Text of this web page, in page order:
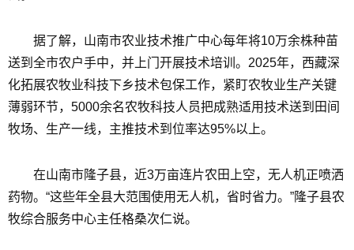
据了解，山南市农业技术推广中心每年将10万余株种苗
送到全市农户手中，并上门开展技术培训。2025年，西藏深
化拓展农牧业科技下乡技术包保工作，紧盯农牧业生产关键
薄弱环节，5000余名农牧科技人员把成熟适用技术送到田间
牧场、生产一线，主推技术到位率达95%以上。
在山南市隆子县，近3万亩连片农田上空，无人机正喷洒
药物。“这些年全县大范围使用无人机，省时省力。”隆子县农
牧综合服务中心主任格桑次仁说。